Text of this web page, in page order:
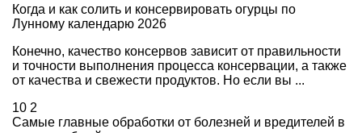
Когда и как солить и консервировать огурцы по
Лунному календарю 2026
Конечно, качество консервов зависит от правильности
и точности выполнения процесса консервации, а также
от качества и свежести продуктов. Но если вы ...
10 2
Самые главные обработки от болезней и вредителей в